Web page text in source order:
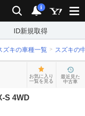
検索 通知
i
ID新規取得
ズキの車種一覧 スズキの
お気に入り
一覧を見る
最近見た
中古車
S 4WD